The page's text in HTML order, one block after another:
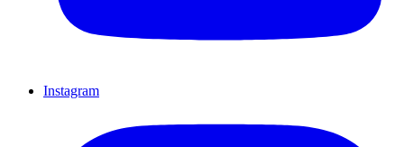
Instagram